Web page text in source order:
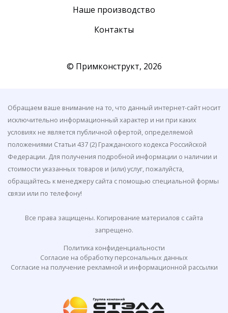
Наше производство
Контакты
© Примконструкт, 2026
Обращаем ваше внимание на то, что данный интернет-сайт носит
исключительно информационный характер и ни при каких
условиях не является публичной офертой, определяемой
положениями Статьи 437 (2) Гражданского кодекса Российской
Федерации. Для получения подробной информации о наличии и
стоимости указанных товаров и (или) услуг, пожалуйста,
обращайтесь к менеджеру сайта с помощью специальной формы
связи или по телефону!
Все права защищены. Копирование материалов с сайта
запрещено.
Политика конфиденциальности
Согласие на обработку персональных данных
Согласие на получение рекламной и информационной рассылки